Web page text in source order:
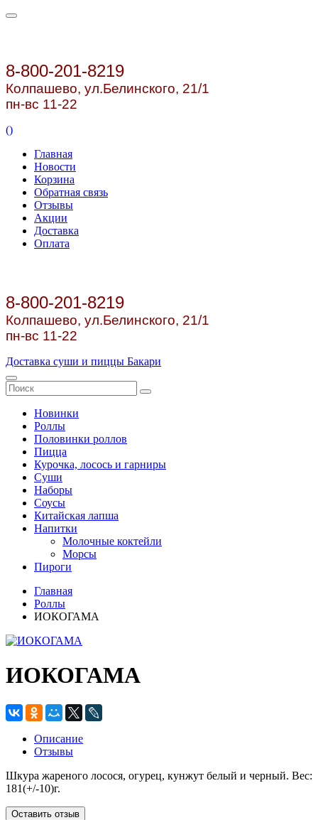
8-800-201-8219
Колпашево, ул.Белинского, 21/1
пн-вс 11-22
()
Главная
Новости
Корзина
Обратная связь
Отзывы
Акции
Доставка
Оплата
8-800-201-8219
Колпашево, ул.Белинского, 21/1
пн-вс 11-22
Доставка суши и пиццы Бакари
Новинки
Роллы
Половинки роллов
Пицца
Курочка, лосось и гарниры
Суши
Наборы
Соусы
Китайская лапша
Напитки
Молочные коктейли
Морсы
Пироги
Главная
Роллы
ИОКОГАМА
ИОКОГАМА
Описание
Отзывы
Шкура жареного лосося, огурец, кунжут белый и черный. Вес:
181(+/-10)г.
Оставить отзыв